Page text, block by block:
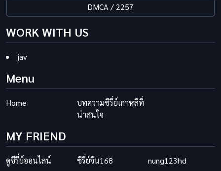
DMCA / 2257
WORK WITH US
jav
Menu
Home
บทความซีรี่ย์เกาหลีที่
น่าสนใจ
MY FRIEND
ดูซีรี่ย์ออนไลน์ ซีรี่ย์จีน168 nung123hd